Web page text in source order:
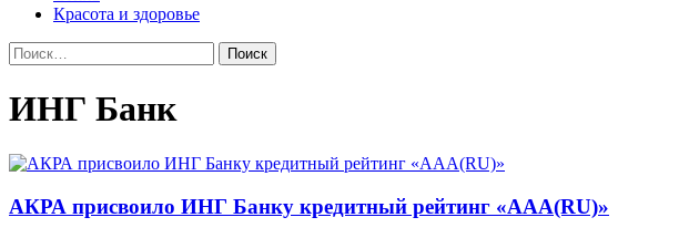
Красота и здоровье
Найти:
ИНГ Банк
АКРА присвоило ИНГ Банку кредитный рейтинг «ААА(RU)»